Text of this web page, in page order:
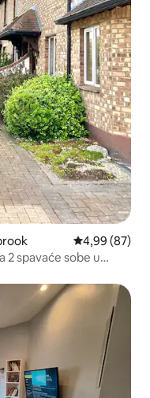
prosječna
4,99 (87)
2 spavaće sobe u